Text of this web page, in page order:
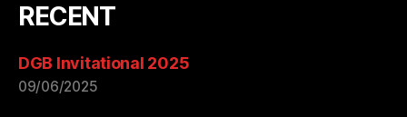
RECENT
DGB Invitational 2025
09/06/2025